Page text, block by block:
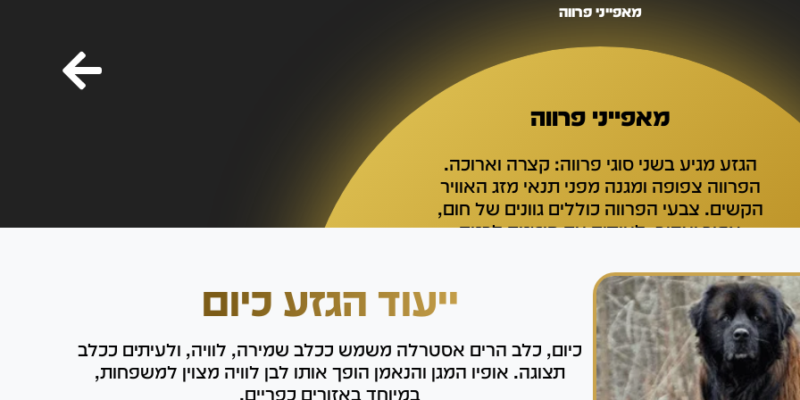
מאפייני פרווה
מאפייני פרווה
הגזע מגיע בשני סוגי פרווה: קצרה וארוכה.
הפרווה צפופה ומגנה מפני תנאי מזג האוויר
הקשים. צבעי הפרווה כוללים גוונים של חום,
אפור וצהוב, לעיתים עם סימנים לבנים
ייעוד הגזע כיום
כיום, כלב הרים אסטרלה משמש ככלב שמירה, לוויה, ולעיתים ככלב
תצוגה. אופיו המגן והנאמן הופך אותו לבן לוויה מצוין למשפחות,
במיוחד באזורים כפריים.